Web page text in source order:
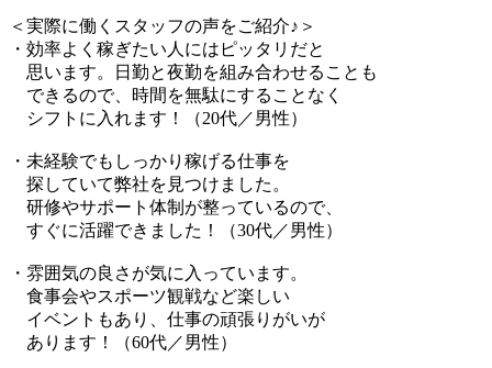
＜実際に働くスタッフの声をご紹介♪＞
・効率よく稼ぎたい人にはピッタリだと
思います。日勤と夜勤を組み合わせることも
できるので、時間を無駄にすることなく
シフトに入れます！（20代／男性）
・未経験でもしっかり稼げる仕事を
探していて弊社を見つけました。
研修やサポート体制が整っているので、
すぐに活躍できました！（30代／男性）
・雰囲気の良さが気に入っています。
食事会やスポーツ観戦など楽しい
イベントもあり、仕事の頑張りがいが
あります！（60代／男性）